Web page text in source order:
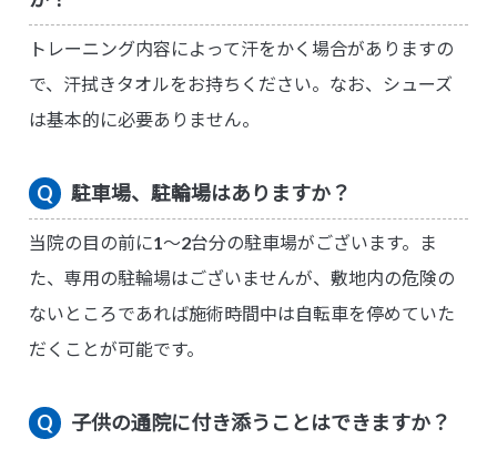
トレーニング内容によって汗をかく場合がありますの
で、汗拭きタオルをお持ちください。なお、シューズ
は基本的に必要ありません。
駐車場、駐輪場はありますか？
当院の目の前に1〜2台分の駐車場がございます。ま
た、専用の駐輪場はございませんが、敷地内の危険の
ないところであれば施術時間中は自転車を停めていた
だくことが可能です。
子供の通院に付き添うことはできますか？